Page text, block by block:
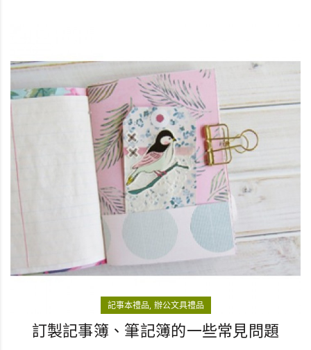
記事本禮品 辦公文具禮品
訂製記事簿、筆記簿的一些常見問題